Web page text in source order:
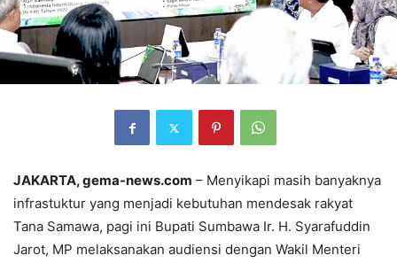
JAKARTA, gema-news.com – Menyikapi masih banyaknya
infrastuktur yang menjadi kebutuhan mendesak rakyat
Tana Samawa, pagi ini Bupati Sumbawa Ir. H. Syarafuddin
Jarot, MP melaksanakan audiensi dengan Wakil Menteri